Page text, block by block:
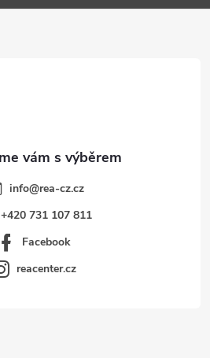
info@rea-cz.cz
+420 731 107 811
Facebook
reacenter.cz